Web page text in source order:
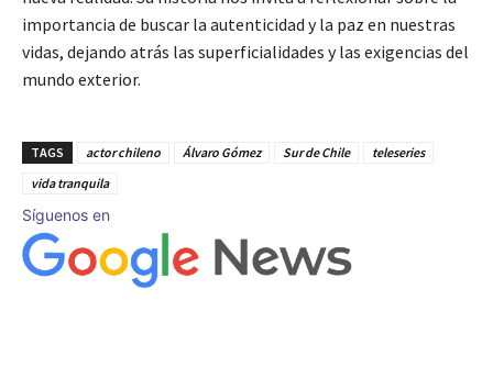
importancia de buscar la autenticidad y la paz en nuestras
vidas, dejando atrás las superficialidades y las exigencias del
mundo exterior.
TAGS actor chileno Álvaro Gómez Sur de Chile
teleseries
vida tranquila
Síguenos en